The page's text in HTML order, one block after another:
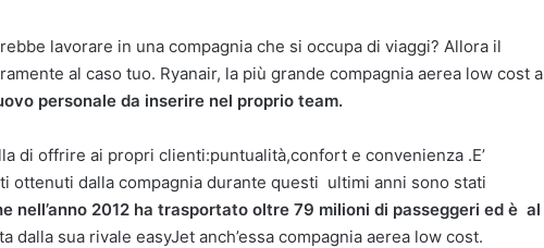
lavorare in una compagnia che si occupa di viaggi? Allora il
al caso tuo. Ryanair, la più grande compagnia aerea low cost a
personale da inserire nel proprio team.
di offrire ai propri clienti:puntualità,confort e convenienza .E’
ottenuti dalla compagnia durante questi ultimi anni sono stati
nell’anno 2012 ha trasportato oltre 79 milioni di passeggeri ed è al
dalla sua rivale easyJet anch’essa compagnia aerea low cost.